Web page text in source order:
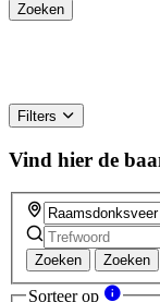
Filters
Vind hier de
Zoeken Zoeken
Sorteer op